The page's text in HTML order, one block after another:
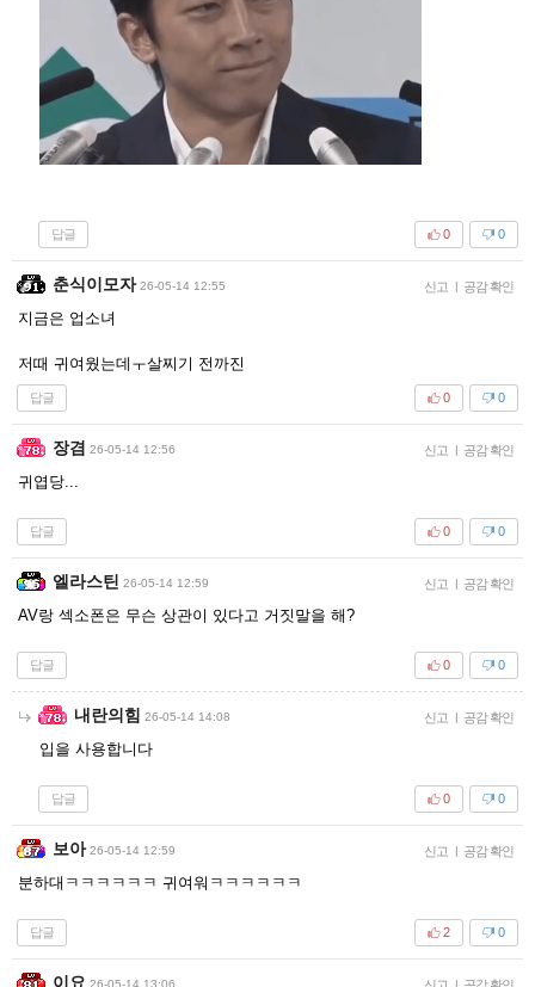
답글 0
0
춘식이모자 26-05-14 12:55 신고 | 공감 확인
지금은 업소녀
저때 귀여웠는데ㅜ살찌기 전까진
답글 0
0
장겸 26-05-14 12:56 신고 | 공감 확인
귀엽당...
답글 0
0
엘라스틴 26-05-14 12:59 신고 | 공감 확인
AV랑 섹소폰은 무슨 상관이 있다고 거짓말을 해?
답글 0
0
내란의힘 26-05-14 14:08 신고 | 공감 확인
입을 사용합니다
답글 0
0
보아 26-05-14 12:59 신고 | 공감 확인
분하대ㅋㅋㅋㅋㅋㅋ 귀여워ㅋㅋㅋㅋㅋㅋ
답글 0
2
이요 26-05-14 13:06 |